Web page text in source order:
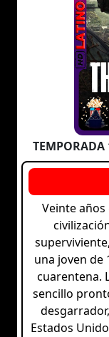
TEMPORADA
Veinte
una joven de
cuarentena.
sencillo
Estados